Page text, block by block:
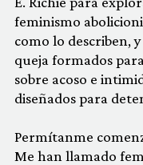
feminismo
como lo describen,
queja formados
sobre acoso e
diseñados para
Permítanme
Me han llamado